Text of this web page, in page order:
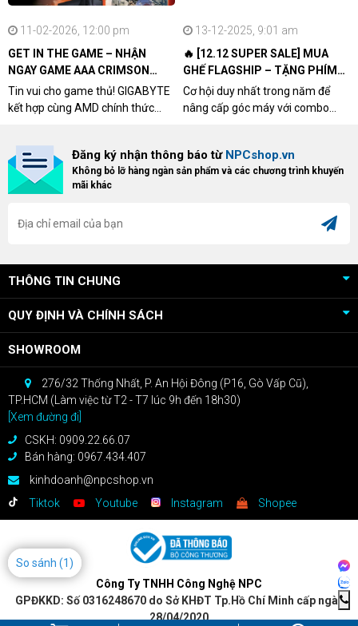
11-02-2026, 12:00 pm
GET IN THE GAME – NHẬN
NGAY GAME AAA CRIMSON
DESERT CÙNG GIGABYTE &
AMD
Tin vui cho game thủ! GIGABYTE
kết hợp cùng AMD chính thức
khách hàng sở hữu VGA Radeon
RX 9070 / RX 9070 XT.
13-12-2025, 9:01 am
🔥 [12.12 SUPER SALE] MUA
GHẾ FLAGSHIP – TẶNG PHÍM
CƠ XỊN
Cơ hội duy nhất trong năm để
nâng cấp góc máy với combo
dòng ghế Gaming cao cấp nhất,
bạn sẽ nhận ngay quà tặng trị giá
Đăng ký nhận thông báo từ NPCshop.vn
Không bỏ lỡ hàng ngàn sản phẩm và các chương trình khuyến
mãi khác
THÔNG TIN CHUNG
QUY ĐỊNH VÀ CHÍNH SÁCH
SHOWROOM
276/32 Thống Nhất, P. An Hội Đông (P16, Gò Vấp Cũ),
TP.HCM (Làm việc từ T2 - T7 lúc 9h đến 18h30)
[Xem đường đi]
CSKH: 0909.22.66.07
Bán hàng: 0967.434.407
kinhdoanh@npcshop.vn
Tiktok
Youtube Instagram Shopee
Công Ty TNHH Công Nghệ NPC
GPĐKKD: Số 0316248670 do Sở KHĐT Tp.Hồ Chí Minh cấp ngày
28/04/2020
So sánh (1)